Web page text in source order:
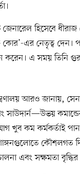
জেনারেল হিসেবে
কোর’-এর নেতৃত্ব দেন।
করেন। এ সময় তিনি
আরও জানায়,
সাউদার্ন—উভয়
খুব কম কর্মকর্তাই
কৌশলগত
এবং সক্ষমতা